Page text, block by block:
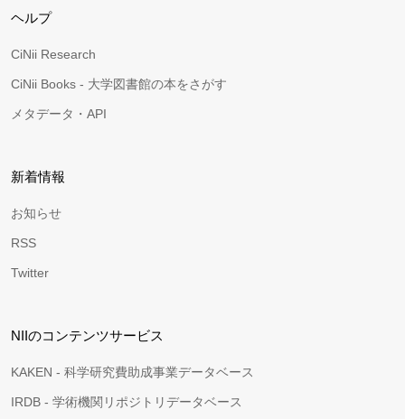
ヘルプ
CiNii Research
CiNii Books - 大学図書館の本をさがす
メタデータ・API
新着情報
お知らせ
RSS
Twitter
NIIのコンテンツサービス
KAKEN - 科学研究費助成事業データベース
IRDB - 学術機関リポジトリデータベース